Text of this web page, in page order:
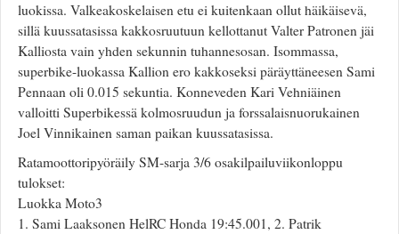
luokissa. Valkeakoskelaisen etu ei kuitenkaan ollut häikäisevä,
sillä kuussatasissa kakkosruutuun kellottanut Valter Patronen jäi
Kalliosta vain yhden sekunnin tuhannesosan. Isommassa,
superbike-luokassa Kallion ero kakkoseksi päräyttäneesen Sami
Pennaan oli 0.015 sekuntia. Konneveden Kari Vehniäinen
valloitti Superbikessä kolmosruudun ja forssalaisnuorukainen
Joel Vinnikainen saman paikan kuussatasissa.
Ratamoottoripyöräily SM-sarja 3/6 osakilpailuviikonloppu
tulokset:
Luokka Moto3
1. Sami Laaksonen HelRC Honda 19:45.001, 2. Patrik